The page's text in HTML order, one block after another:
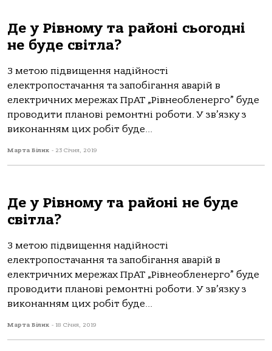
Де у Рівному та районі сьогодні
не буде світла?
З метою підвищення надійності
електропостачання та запобігання аварій в
електричних мережах ПрАТ „Рівнеобленерго” буде
проводити планові ремонтні роботи. У зв’язку з
виконанням цих робіт буде...
Марта Білик - 23 Січня, 2019
Де у Рівному та районі не буде
світла?
З метою підвищення надійності
електропостачання та запобігання аварій в
електричних мережах ПрАТ „Рівнеобленерго” буде
проводити планові ремонтні роботи. У зв’язку з
виконанням цих робіт буде...
Марта Білик - 18 Січня, 2019